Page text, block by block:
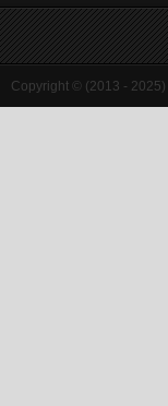
Copyright © (2013 - 2025)